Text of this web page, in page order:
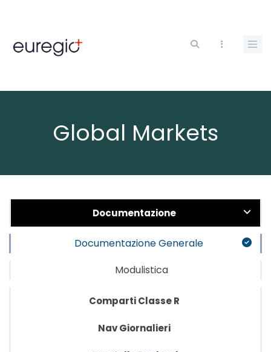
contenuto
Global Markets
Documentazione
Documentazione Generale
Modulistica
Comparti Classe R
Nav Giornalieri